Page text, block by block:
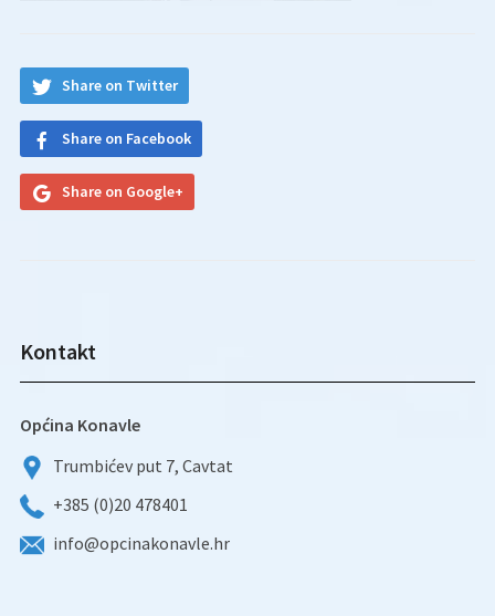
Share on Twitter
Share on Facebook
Share on Google+
Kontakt
Općina Konavle
Trumbićev put 7, Cavtat
+385 (0)20 478401
info@opcinakonavle.hr